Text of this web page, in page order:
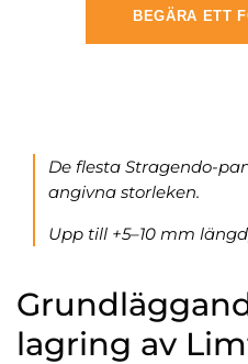
BEGÄRA ETT
De flesta Stragendo-
angivna storleken.
Upp till +5–10 mm
lagring av